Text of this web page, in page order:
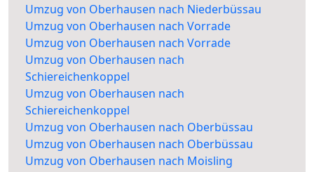
Umzug von Oberhausen nach Niederbüssau
Umzug von Oberhausen nach Vorrade
Umzug von Oberhausen nach Vorrade
Umzug von Oberhausen nach
Schiereichenkoppel
Umzug von Oberhausen nach
Schiereichenkoppel
Umzug von Oberhausen nach Oberbüssau
Umzug von Oberhausen nach Oberbüssau
Umzug von Oberhausen nach Moisling